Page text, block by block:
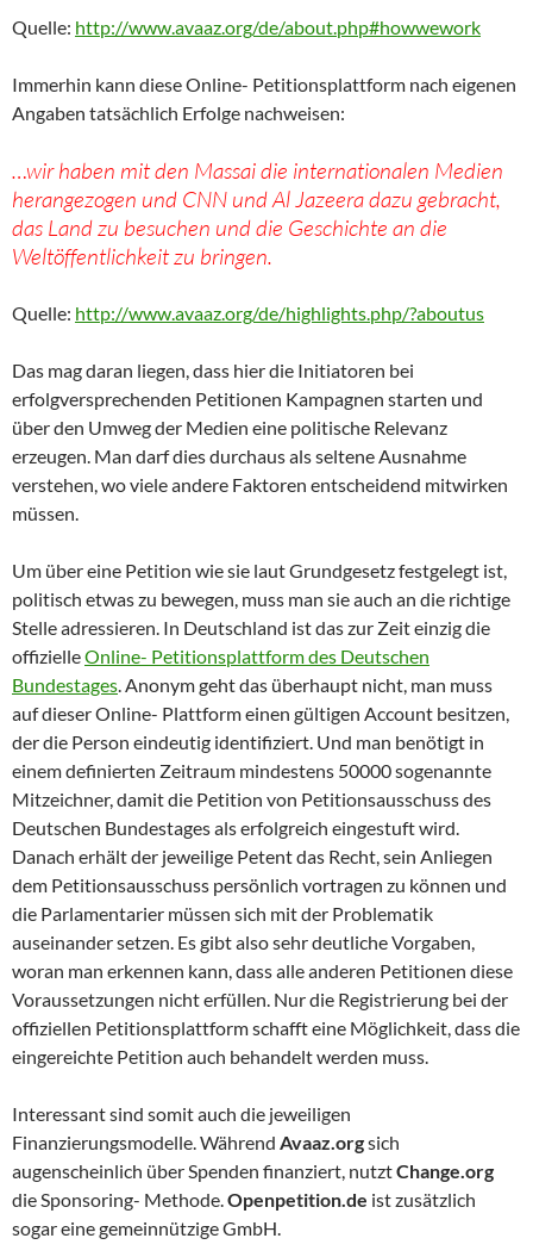
Quelle: http://www.avaaz.org/de/about.php#howwework
Immerhin kann diese Online- Petitionsplattform nach eigenen
Angaben tatsächlich Erfolge nachweisen:
…wir haben mit den Massai die internationalen Medien
herangezogen und CNN und Al Jazeera dazu gebracht,
das Land zu besuchen und die Geschichte an die
Weltöffentlichkeit zu bringen.
Quelle: http://www.avaaz.org/de/highlights.php/?aboutus
Das mag daran liegen, dass hier die Initiatoren bei
erfolgversprechenden Petitionen Kampagnen starten und
über den Umweg der Medien eine politische Relevanz
erzeugen. Man darf dies durchaus als seltene Ausnahme
verstehen, wo viele andere Faktoren entscheidend mitwirken
müssen.
Um über eine Petition wie sie laut Grundgesetz festgelegt ist,
politisch etwas zu bewegen, muss man sie auch an die richtige
Stelle adressieren. In Deutschland ist das zur Zeit einzig die
offizielleOnline- Petitionsplattform des Deutschen
Bundestages. Anonym geht das überhaupt nicht, man muss
auf dieser Online- Plattform einen gültigen Account besitzen,
der die Person eindeutig identifiziert. Und man benötigt in
einem definierten Zeitraum mindestens 50000 sogenannte
Mitzeichner, damit die Petition von Petitionsausschuss des
Deutschen Bundestages als erfolgreich eingestuft wird.
Danach erhält der jeweilige Petent das Recht, sein Anliegen
dem Petitionsausschuss persönlich vortragen zu können und
die Parlamentarier müssen sich mit der Problematik
auseinander setzen. Es gibt also sehr deutliche Vorgaben,
woran man erkennen kann, dass alle anderen Petitionen diese
Voraussetzungen nicht erfüllen. Nur die Registrierung bei der
offiziellen Petitionsplattform schafft eine Möglichkeit, dass die
eingereichte Petition auch behandelt werden muss.
Interessant sind somit auch die jeweiligen
Finanzierungsmodelle. Während Avaaz.orgsich
augenscheinlich über Spenden finanziert, nutztChange.org
die Sponsoring- Methode.Openpetition.de ist zusätzlich
sogar eine gemeinnützige GmbH.